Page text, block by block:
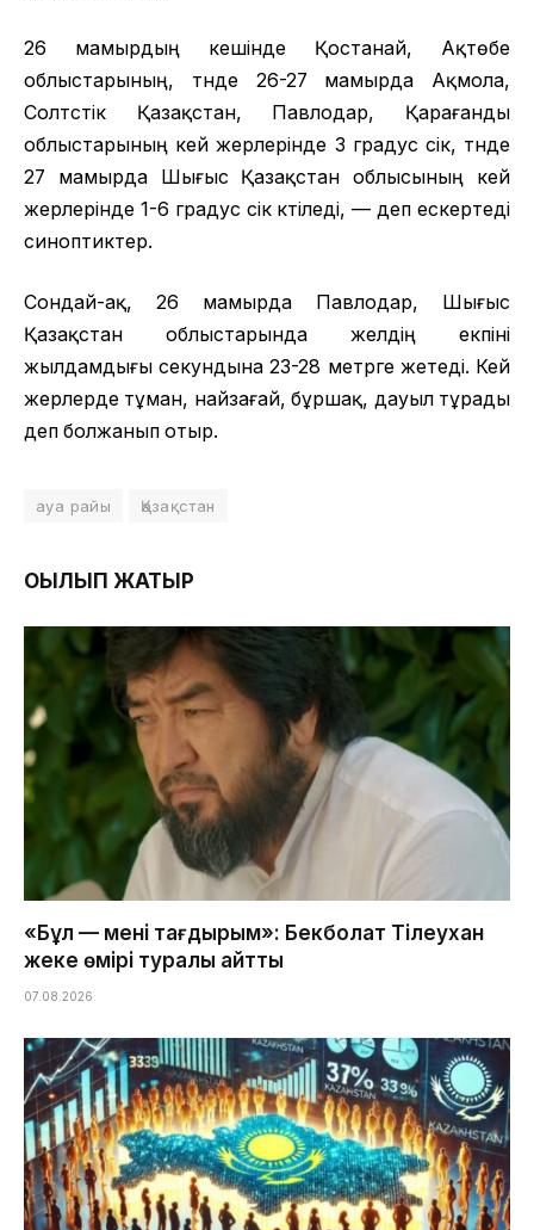
26 мамырдың кешінде Қостанай, Ақтөбе
облыстарының, түнде 26-27 мамырда Ақмола,
Солтүстік Қазақстан, Павлодар, Қарағанды
облыстарының кей жерлерінде 3 градус үсік, түнде
27 мамырда Шығыс Қазақстан облысының кей
жерлерінде 1-6 градус үсік күтіледі, — деп ескертеді
синоптиктер.
Сондай-ақ, 26 мамырда Павлодар, Шығыс
Қазақстан облыстарында желдің екпіні
жылдамдығы секундына 23-28 метрге жетеді. Кей
жерлерде тұман, найзағай, бұршақ, дауыл тұрады
деп болжанып отыр.
ауа райы Қазақстан
ОҚЫЛЫП ЖАТЫР
«Бұл — менің тағдырым»: Бекболат Тілеухан
жеке өмірі туралы айтты
07.08.2026